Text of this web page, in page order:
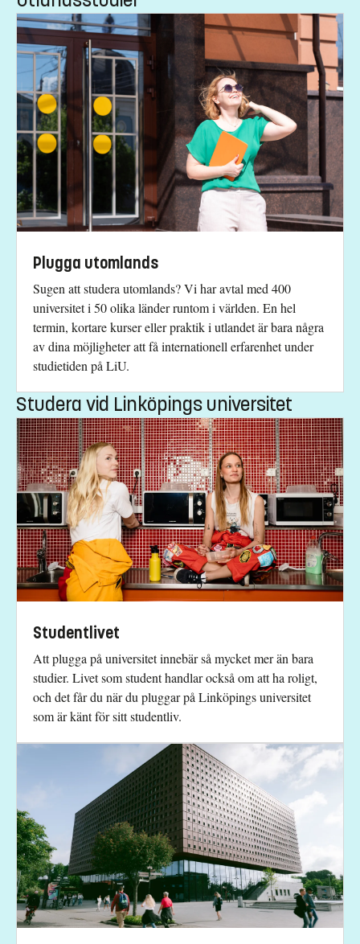
Plugga utomlands
Sugen att studera utomlands? Vi har avtal med 400
universitet i 50 olika länder runtom i världen. En hel
termin, kortare kurser eller praktik i utlandet är bara några
av dina möjligheter att få internationell erfarenhet under
studietiden på LiU.
Studera vid Linköpings universitet
Studentlivet
Att plugga på universitet innebär så mycket mer än bara
studier. Livet som student handlar också om att ha roligt,
och det får du när du pluggar på Linköpings universitet
som är känt för sitt studentliv.